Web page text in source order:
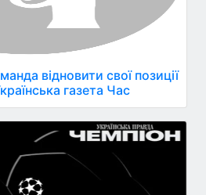
відновити свої позиції
газета Час